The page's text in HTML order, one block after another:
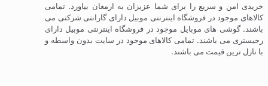
سریع را برای شما عزیزان به ارمغان بیاورد. تمامی
در فروشگاه اینترنتی موبیل دارای گارانتی شرکتی می
های موبایل موجود در فروشگاه اینترنتی موبیل دارای
باشند. تمامی کالاهای موجود در سایت بدون واسطه و
قیمت می باشند.